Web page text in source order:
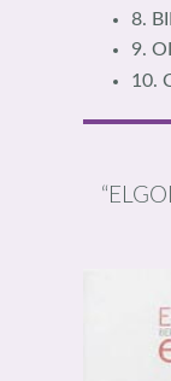
8.
9.
10.